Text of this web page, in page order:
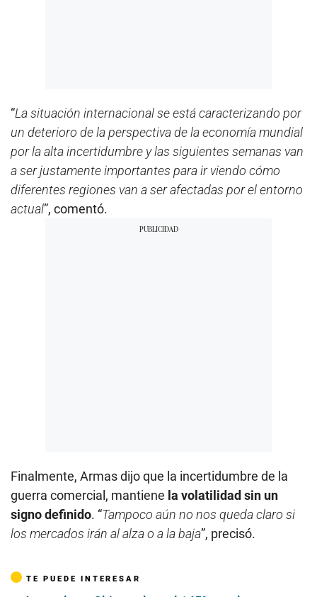
“La situación internacional se está caracterizando por
un deterioro de la perspectiva de la economía mundial
por la alta incertidumbre y las siguientes semanas van
a ser justamente importantes para ir viendo cómo
diferentes regiones van a ser afectadas por el entorno
actual”, comentó.
Finalmente, Armas dijo que la incertidumbre de la
guerra comercial, mantiene la volatilidad sin un
signo definido. “Tampoco aún no nos queda claro si
los mercados irán al alza o a la baja”, precisó.
TE PUEDE INTERESAR